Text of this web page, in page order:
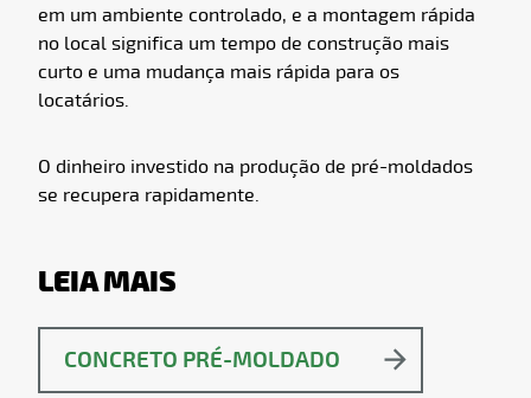
em um ambiente controlado, e a montagem rápida
no local significa um tempo de construção mais
curto e uma mudança mais rápida para os
locatários.
O dinheiro investido na produção de pré-moldados
se recupera rapidamente.
LEIA MAIS
CONCRETO PRÉ-MOLDADO